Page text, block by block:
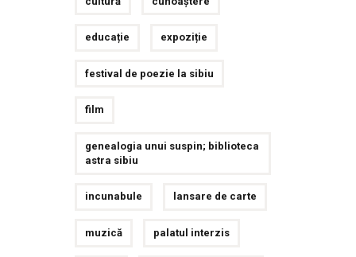
educație expoziție
festival de poezie la sibiu
film
genealogia unui suspin; biblioteca
astra sibiu
incunabule lansare de carte
muzică palatul interzis